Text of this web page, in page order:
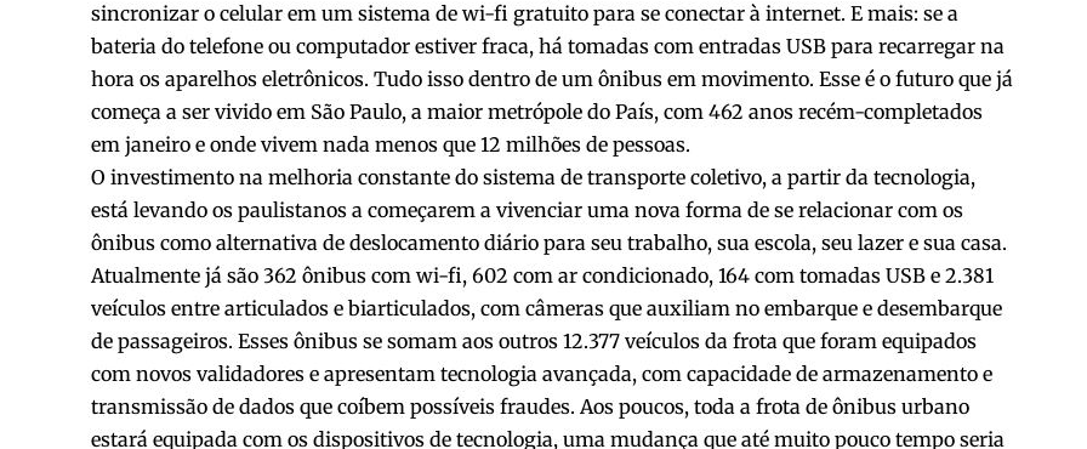
sincronizar o celular em um sistema de wi-fi gratuito para se conectar à internet. E mais: se a
bateria do telefone ou computador estiver fraca, há tomadas com entradas USB para recarregar na
hora os aparelhos eletrônicos. Tudo isso dentro de um ônibus em movimento. Esse é o futuro que já
começa a ser vivido em São Paulo, a maior metrópole do País, com 462 anos recém-completados
em janeiro e onde vivem nada menos que 12 milhões de pessoas.
O investimento na melhoria constante do sistema de transporte coletivo, a partir da tecnologia,
está levando os paulistanos a começarem a vivenciar uma nova forma de se relacionar com os
ônibus como alternativa de deslocamento diário para seu trabalho, sua escola, seu lazer e sua casa.
Atualmente já são 362 ônibus com wi-fi, 602 com ar condicionado, 164 com tomadas USB e 2.381
veículos entre articulados e biarticulados, com câmeras que auxiliam no embarque e desembarque
de passageiros. Esses ônibus se somam aos outros 12.377 veículos da frota que foram equipados
com novos validadores e apresentam tecnologia avançada, com capacidade de armazenamento e
transmissão de dados que coíbem possíveis fraudes. Aos poucos, toda a frota de ônibus urbano
estará equipada com os dispositivos de tecnologia, uma mudança que até muito pouco tempo seria